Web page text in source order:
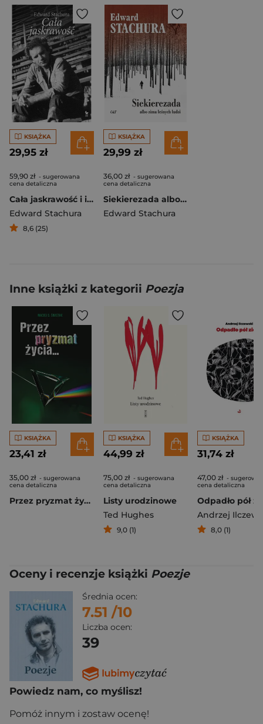
KSIĄŻKA
29,95 zł
59,90 zł - sugerowana
cena detaliczna
Cała jaskrawość i inne utwory
Edward Stachura
8,6 (25)
KSIĄŻKA
29,99 zł
36,00 zł - sugerowana
cena detaliczna
Siekierezada albo zima leśnych ludzi
Edward Stachura
Inne książki z kategorii Poezja
KSIĄŻKA
23,41 zł
35,00 zł - sugerowana
cena detaliczna
Przez pryzmat życia…
KSIĄŻKA
44,99 zł
75,00 zł - sugerowana
cena detaliczna
Listy urodzinowe
Ted Hughes
9,0 (1)
KSIĄŻKA
31,74 zł
47,00 zł -
cena detaliczna
Odpadło pół
Andrzej
8,0 (1)
Oceny i recenzje książki Poezje
Średnia ocen:
7.51 /10
Liczba ocen:
39
Powiedz nam, co myślisz!
Pomóż innym i zostaw ocenę!